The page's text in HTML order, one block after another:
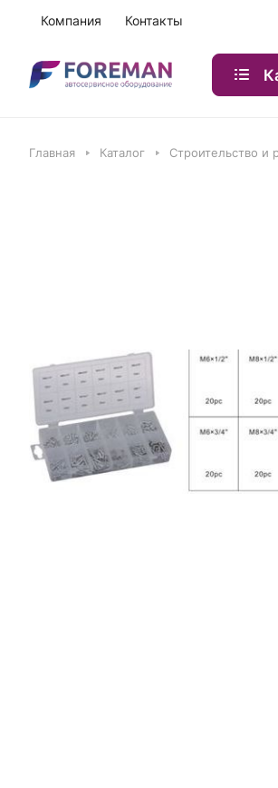
Компания Контакты
Главная Каталог Строительство и